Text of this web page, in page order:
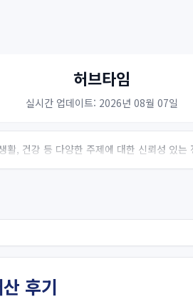
허브타임
실시간 업데이트: 2026년 08월 07일
활, 건강 등 다양한 주제에 대한 신뢰성 있는
후기